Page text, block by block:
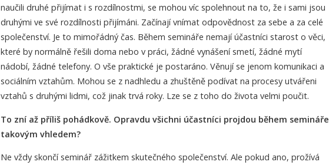
naučili druhé přijímat i s rozdílnostmi, se mohou víc spolehnout na to, že i sami jsou
druhými ve své rozdílnosti přijímáni. Začínají vnímat odpovědnost za sebe a za celé
společenství. Je to mimořádný čas. Během semináře nemají účastníci starost o věci,
které by normálně řešili doma nebo v práci, žádné vynášení smetí, žádné mytí
nádobí, žádné telefony. O vše praktické je postaráno. Věnují se jenom komunikaci a
sociálním vztahům. Mohou se z nadhledu a zhuštěně podívat na procesy utvářeni
vztahů s druhými lidmi, což jinak trvá roky. Lze se z toho do života velmi poučit.
To zní až příliš pohádkově. Opravdu všichni účastníci projdou během semináře
takovým vhledem?
Ne vždy skončí seminář zážitkem skutečného společenství. Ale pokud ano, prožívá